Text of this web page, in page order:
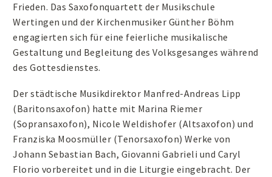
Frieden. Das Saxofonquartett der Musikschule
Wertingen und der Kirchenmusiker Günther Böhm
engagierten sich für eine feierliche musikalische
Gestaltung und Begleitung des Volksgesanges während
des Gottesdienstes.
Der städtische Musikdirektor Manfred-Andreas Lipp
(Baritonsaxofon) hatte mit Marina Riemer
(Sopransaxofon), Nicole Weldishofer (Altsaxofon) und
Franziska Moosmüller (Tenorsaxofon) Werke von
Johann Sebastian Bach, Giovanni Gabrieli und Caryl
Florio vorbereitet und in die Liturgie eingebracht. Der